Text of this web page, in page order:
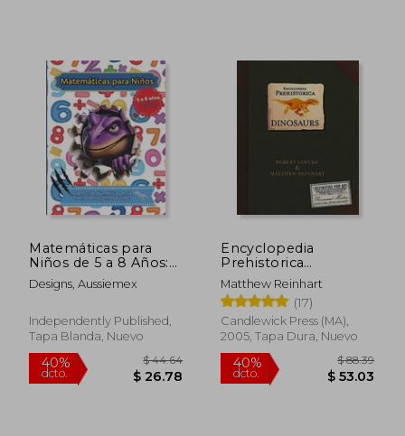
40%
dcto.
$ 53.39
Matemáticas para
Niños de 5 a 8 Años:
Aventuras Numéricas
en la Tierra de los
Designs, Aussiemex
Independently Published,
Tapa Blanda, Nuevo
Encyclopedia
Prehistorica
Dinosaurs: The
Definitive Pop-Up (en
Inglés)
Matthew Reinhart
(17)
Candlewick Press (MA),
2005, Tapa Dura, Nuevo